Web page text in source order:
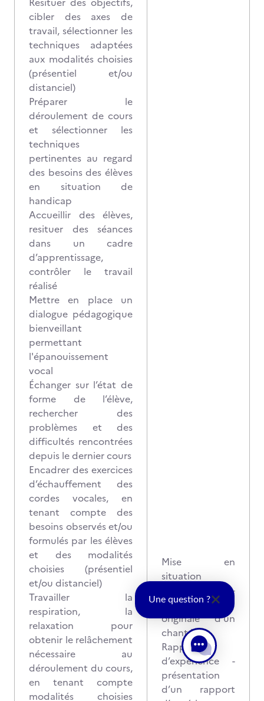
cibler des axes de
travail, sélectionner les
techniques adaptées
aux modalités choisies
(présentiel et/ou
distanciel)
Préparer le
déroulement de cours
et sélectionner les
techniques
pertinentes au regard
des besoins des élèves
en situation de
handicap
Accueillir des élèves,
resituer des séances
dans un cadre
d’apprentissage,
contrôler le travail
réalisé
Mettre en place un
dialogue pédagogique
bienveillant
permettant
l'épanouissement
vocal
Échanger sur l’état de
forme de l’élève,
rechercher des
problèmes et des
difficultés rencontrées
depuis le dernier cours
Encadrer des exercices
d’échauffement des
cordes vocales, en
tenant compte des
besoins observés et/ou
formulés par les élèves
et des modalités
choisies (présentiel
et/ou distanciel)
Travailler la
respiration, la
relaxation pour
obtenir le relâchement
nécessaire au
déroulement du cours,
en tenant compte
modalités choisies
Mise en
situation
professionnelle -
interprétation
originale d’un
chant libre
Rapport
d’expérience -
présentation
d’un rapport
Une question ?